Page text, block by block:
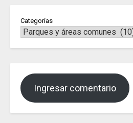
Categorías
Ingresar comentario